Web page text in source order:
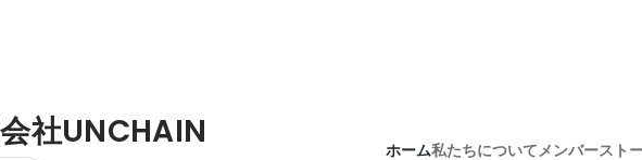
社UNCHAIN ホーム私たちについて メンバースト